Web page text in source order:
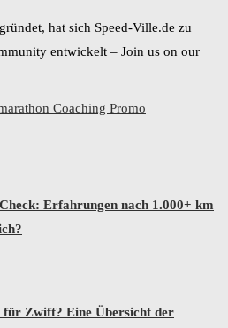
hat sich Speed-Ville.de zu
entwickelt – Join us on our
Erfahrungen nach 1.000+ km
für Zwift? Eine Übersicht der